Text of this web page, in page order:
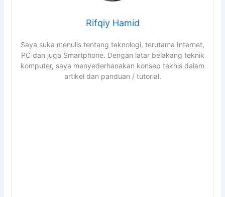
Rifqiy Hamid
Saya suka menulis tentang teknologi, terutama Internet,
PC dan juga Smartphone. Dengan latar belakang teknik
komputer, saya menyederhanakan konsep teknis dalam
artikel dan panduan / tutorial.